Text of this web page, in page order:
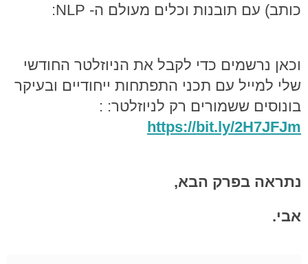
כותב) עם תובנות וכלים מעולם ה- NLP:
וכאן נרשמים כדי לקבל את הניוזלטר החודשי
שלי למייל עם תכני התפתחות ייחודיים ובעיקר
בונוסים ששמורים רק לניוזלטר: :
https://bit.ly/2H7JFJm
נתראה בפרק הבא,
אבי.